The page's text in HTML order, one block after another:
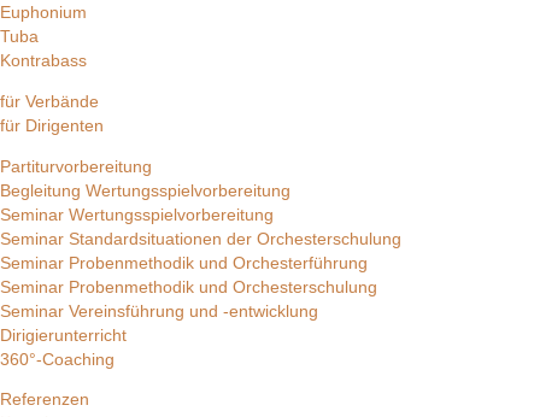
Euphonium
Tuba
Kontrabass
für Verbände
für Dirigenten
Partiturvorbereitung
Begleitung Wertungsspielvorbereitung
Seminar Wertungsspielvorbereitung
Seminar Standardsituationen der Orchesterschulung
Seminar Probenmethodik und Orchesterführung
Seminar Probenmethodik und Orchesterschulung
Seminar Vereinsführung und -entwicklung
Dirigierunterricht
360°-Coaching
Referenzen